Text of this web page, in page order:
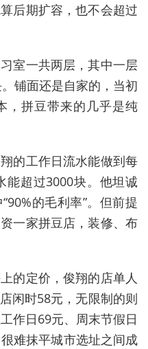
后期扩容，也不会超过
室一共两层，其中一层
铺面还是自家的，当初
，拼豆带来的几乎是纯
的工作日流水能做到每
能超过3000块。他坦诚
的毛利率”。但前提
一家拼豆店，装修、布
的定价，俊翔的店单人
闲时58元，无限制的则
作日69元、周末节假日
难抹平城市选址之间成